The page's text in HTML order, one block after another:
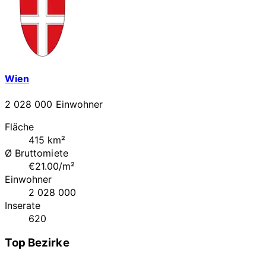
Wien
2 028 000 Einwohner
Fläche
415 km²
Ø Bruttomiete
€21.00/m²
Einwohner
2 028 000
Inserate
620
Top Bezirke